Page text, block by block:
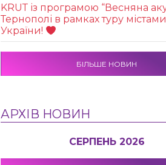
KRUТ із програмою “Весняна
Тернополі в рамках туру
України!
БІЛЬШЕ НОВИН
АРХІВ НОВИН
СЕРПЕНЬ 2026